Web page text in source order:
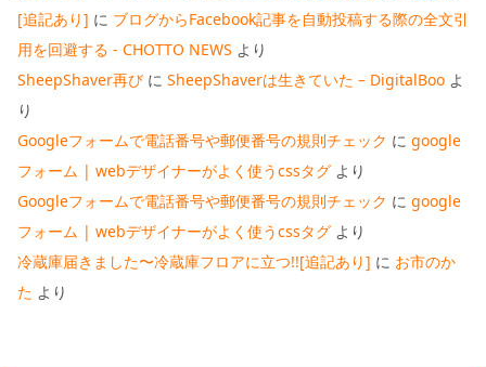
[追記あり] に ブログからFacebook記事を自動投稿する際の全文引
用を回避する - CHOTTO NEWS より
SheepShaver再び に SheepShaverは生きていた – DigitalBoo よ
り
Googleフォームで電話番号や郵便番号の規則チェック に google
フォーム | webデザイナーがよく使うcssタグ より
Googleフォームで電話番号や郵便番号の規則チェック に google
フォーム | webデザイナーがよく使うcssタグ より
冷蔵庫届きました〜冷蔵庫フロアに立つ!![追記あり] に お市のか
た より